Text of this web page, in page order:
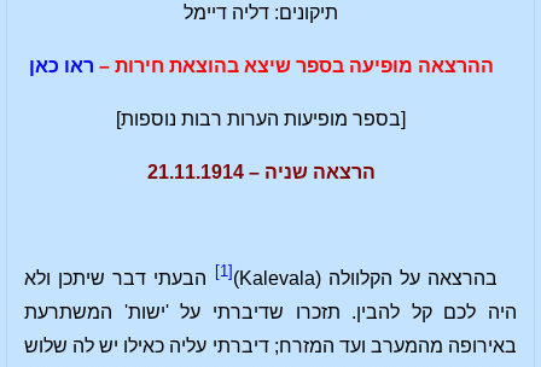
תיקונים: דליה דיימל
ההרצאה מופיעה בספר שיצא בהוצאת חירות – ראו כאן
[בספר מופיעות הערות רבות נוספות]
הרצאה שניה – 21.11.1914
בהרצאה על הקלוולה (Kalevala) [1]
הבעתי דבר שיתכן ולא
היה לכם קל להבין. תזכרו שדיברתי על 'ישות' המשתרעת
באירופה מהמערב ועד המזרח; דיברתי עליה כאילו יש לה שלוש